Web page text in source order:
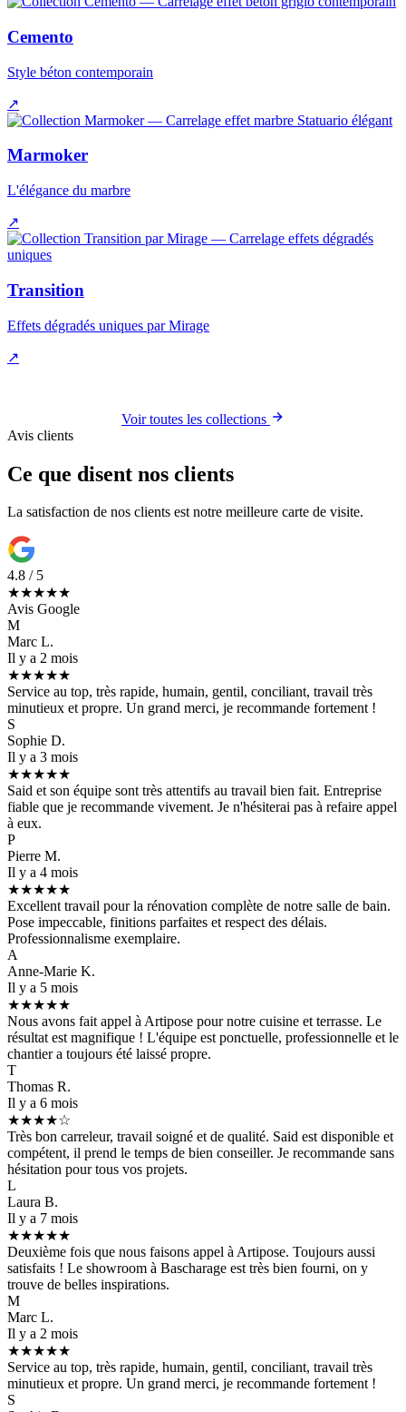
Cemento
Style béton contemporain
↗
Marmoker
L'élégance du marbre
↗
Transition
Effets dégradés uniques par Mirage
↗
Voir toutes les collections
Avis clients
Ce que disent nos clients
La satisfaction de nos clients est notre meilleure carte de visite.
4.8 / 5
★★★★★
Avis Google
M
Marc L.
Il y a 2 mois
★★★★★
Service au top, très rapide, humain, gentil, conciliant, travail très
minutieux et propre. Un grand merci, je recommande fortement !
S
Sophie D.
Il y a 3 mois
★★★★★
Said et son équipe sont très attentifs au travail bien fait. Entreprise
fiable que je recommande vivement. Je n'hésiterai pas à refaire appel
à eux.
P
Pierre M.
Il y a 4 mois
★★★★★
Excellent travail pour la rénovation complète de notre salle de bain.
Pose impeccable, finitions parfaites et respect des délais.
Professionnalisme exemplaire.
A
Anne-Marie K.
Il y a 5 mois
★★★★★
Nous avons fait appel à Artipose pour notre cuisine et terrasse. Le
résultat est magnifique ! L'équipe est ponctuelle, professionnelle et le
chantier a toujours été laissé propre.
T
Thomas R.
Il y a 6 mois
★★★★☆
Très bon carreleur, travail soigné et de qualité. Said est disponible et
compétent, il prend le temps de bien conseiller. Je recommande sans
hésitation pour tous vos projets.
L
Laura B.
Il y a 7 mois
★★★★★
Deuxième fois que nous faisons appel à Artipose. Toujours aussi
satisfaits ! Le showroom à Bascharage est très bien fourni, on y
trouve de belles inspirations.
M
Marc L.
Il y a 2 mois
★★★★★
Service au top, très rapide, humain, gentil, conciliant, travail très
minutieux et propre. Un grand merci, je recommande fortement !
S